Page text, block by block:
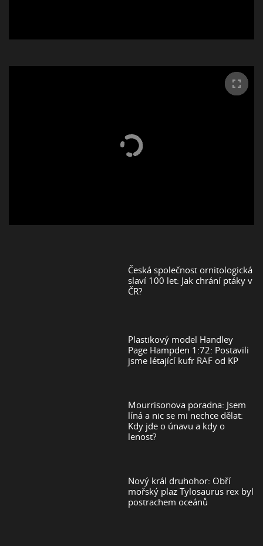
Česká společnost ornitologická
slaví 100 let: Jak chrání ptáky v
ČR?
Plastikový model Handley
Page Hampden 1:72: Postavili
jsme létající kufr RAF od KP
Mourrisonova poradna: Jsem
líná a nic se mi nechce dělat:
Kdy jde o únavu a kdy o
lenost?
Nový král druhohor: Obří
mořský plaz Tylosaurus rex byl
postrachem oceánů